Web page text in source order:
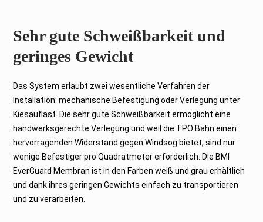
Sehr gute Schweißbarkeit und
geringes Gewicht
Das System erlaubt zwei wesentliche Verfahren der
Installation: mechanische Befestigung oder Verlegung unter
Kiesauflast. Die sehr gute Schweißbarkeit ermöglicht eine
handwerksgerechte Verlegung und weil die TPO Bahn einen
hervorragenden Widerstand gegen Windsog bietet, sind nur
wenige Befestiger pro Quadratmeter erforderlich. Die BMI
EverGuard Membran ist in den Farben weiß und grau erhältlich
und dank ihres geringen Gewichts einfach zu transportieren
und zu verarbeiten.